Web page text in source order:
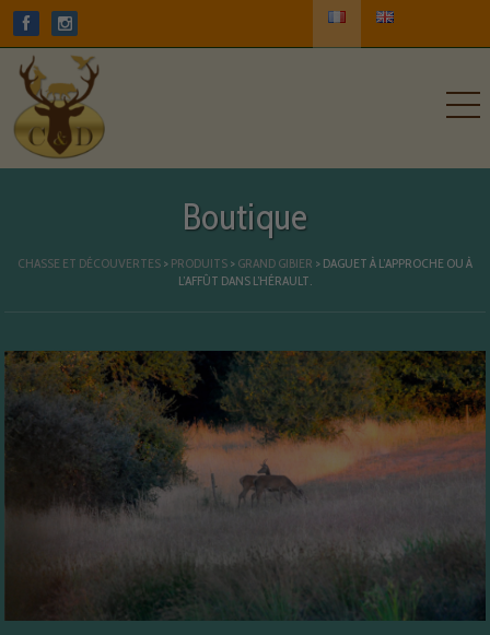
Boutique
CHASSE ET DÉCOUVERTES > PRODUITS > GRAND GIBIER > DAGUET À L’APPROCHE OU À
L’AFFÛT DANS L’HÉRAULT.